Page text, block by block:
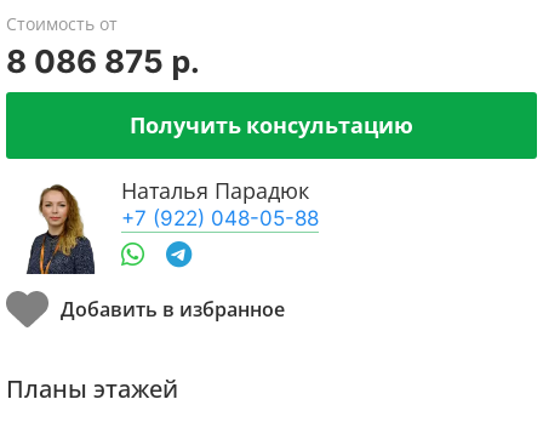
Стоимость от
8 086 875 р.
Получить консультацию
Наталья Парадюк
+7 (922) 048-05-88
Планы этажей